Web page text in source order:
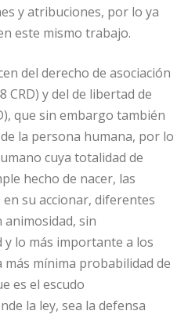
y atribuciones, por lo ya
este mismo trabajo.
del derecho de asociación
CRD) y del de libertad de
que sin embargo también
la persona humana, por lo
cuya totalidad de
hecho de nacer, las
su accionar, diferentes
animosidad, sin
lo más importante a los
más mínima probabilidad de
es el escudo
la ley, sea la defensa